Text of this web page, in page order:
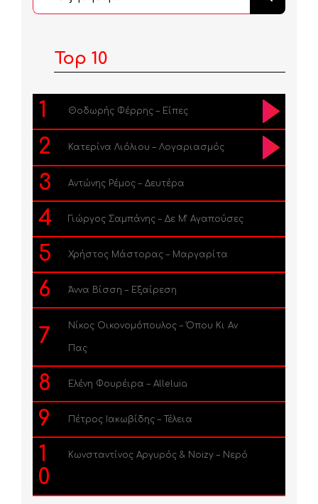
...
Top 10
1 Θοδωρής Φέρρης – Είπες
2 Κατερίνα Λιόλιου – Λογαριασμός
3 Αντώνης Ρέμος – Δευτέρα
4 Γιώργος Σαμπάνης – Δε Μ’ Αγαπούσες
5 Χρήστος Μάστορας – Μαργαρίτα
6 Άννα Βίσση – Εξαίρεση
7 Νίκος Οικονομόπουλος – Όπου Κι Αν
Πας
8 Ελένη Φουρέιρα – Alleluia
9 Πέτρος Ιακωβίδης – Τέλεια
1
0
Κωνσταντίνος Αργυρός & Noizy – Νερό